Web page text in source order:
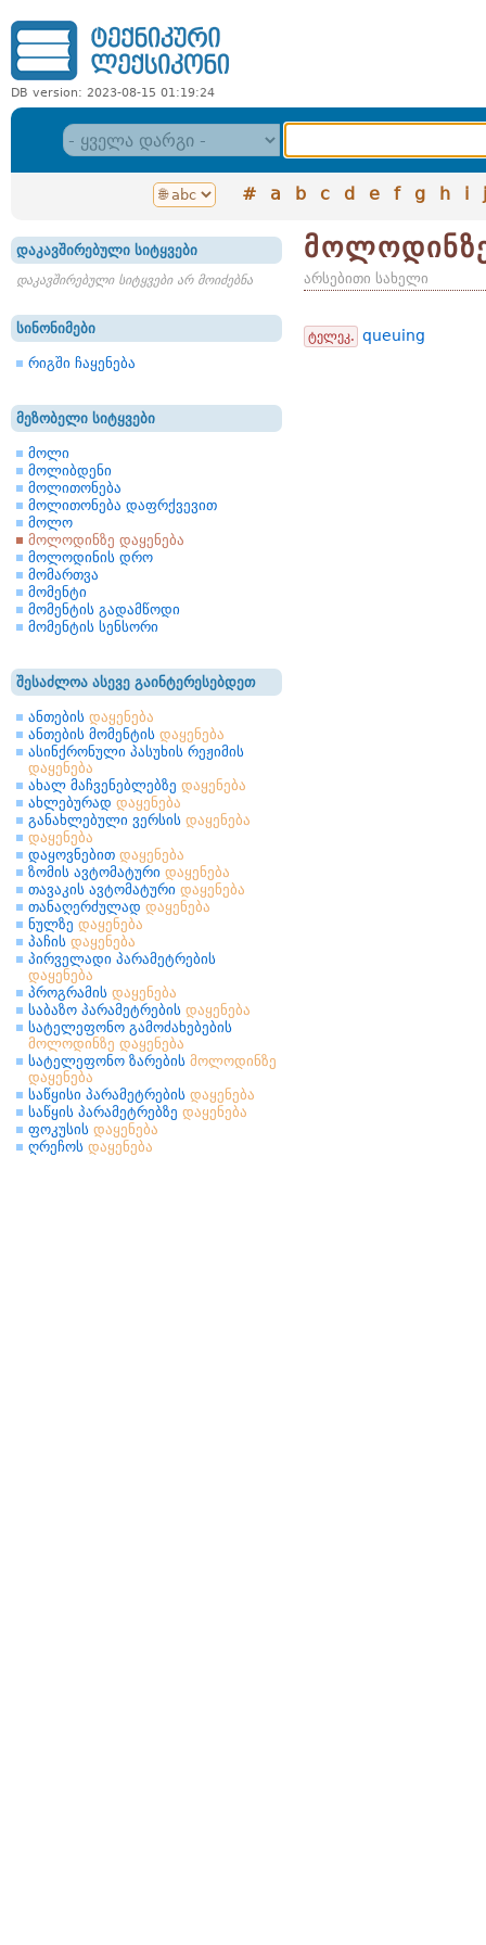
DB version: 2023-08-15 01:19:24
# a b c d e f g h i j
დაკავშირებული სიტყვები
დაკავშირებული სიტყვები არ მოიძებნა
სინონიმები
რიგში ჩაყენება
მეზობელი სიტყვები
მოლი
მოლიბდენი
მოლითონება
მოლითონება დაფრქვევით
მოლო
მოლოდინზე დაყენება
მოლოდინის დრო
მომართვა
მომენტი
მომენტის გადამწოდი
მომენტის სენსორი
შესაძლოა ასევე გაინტერესებდეთ
ანთების დაყენება
ანთების მომენტის დაყენება
ასინქრონული პასუხის რეჟიმის
დაყენება
ახალ მაჩვენებლებზე დაყენება
ახლებურად დაყენება
განახლებული ვერსის დაყენება
დაყენება
დაყოვნებით დაყენება
ზომის ავტომატური დაყენება
თავაკის ავტომატური დაყენება
თანაღერძულად დაყენება
ნულზე დაყენება
პაჩის დაყენება
პირველადი პარამეტრების
დაყენება
პროგრამის დაყენება
საბაზო პარამეტრების დაყენება
სატელეფონო გამოძახებების
მოლოდინზე დაყენება
სატელეფონო ზარების მოლოდინზე
დაყენება
საწყისი პარამეტრების დაყენება
საწყის პარამეტრებზე დაყენება
ფოკუსის დაყენება
ღრეჩოს დაყენება
არსებითი სახელი
ტელეკ. queuing